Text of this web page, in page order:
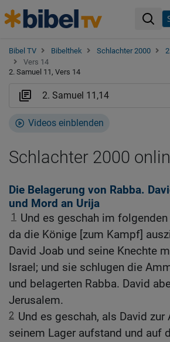
Bibel TV Bibelthek Schlachter 2000
Vers 14
2. Samuel 11, Vers 14
Videos einblenden
Schlachter 2000
Die Belagerung von Rabba.
und Mord an Urija
1
Und es geschah im folgenden
da die Könige [zum Kampf]
David Joab und seine Knechte
Israel; und sie schlugen die
und belagerten Rabba. David
Jerusalem.
2 Und es geschah, als David zur
seinem Lager aufstand und auf